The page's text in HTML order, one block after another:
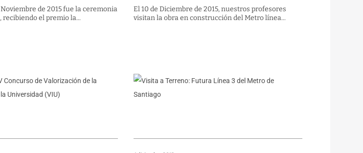
de 2015 fue la ceremonia
recibiendo el premio la...
El 10 de Diciembre de 2015, nuestros profesores
visitan la obra en construcción del Metro línea...